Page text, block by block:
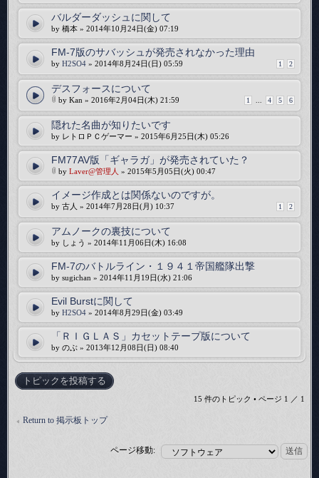
バルダーダッシュに関して
by 橋本 » 2014年10月24日(金) 07:19
FM-7版のサバッシュが発売されなかった理由
1 2
by H2SO4 » 2014年8月24日(日) 05:59
デスフォースについて
1 4 5 6
by Kan » 2016年2月04日(木) 21:59
隠れた名曲が知りたいです
by レトロＰＣゲーマー » 2015年6月25日(木) 05:26
FM77AV版「ギャラガ」が発売されていた？
by Laver@管理人 » 2015年5月05日(火) 00:47
イメージ作成とは関係ないのですが。
1 2
by 古人 » 2014年7月28日(月) 10:37
アムノークの裏技について
by しょう » 2014年11月06日(木) 16:08
FM-7のバトルライン・１９４１帝国艦隊出撃
by sugichan » 2014年11月19日(水) 21:06
Evil Burstに関して
by H2SO4 » 2014年8月29日(金) 03:49
「ＲＩＧＬＡＳ」カセットテープ版について
by のぶ » 2013年12月08日(日) 08:40
トピックを投稿する
15 件のトピック • ページ 1 ／ 1
Return to 掲示板トップ
ページ移動: